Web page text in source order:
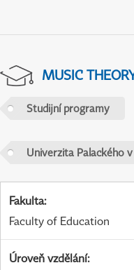
MUSIC
Studijní programy
Univerzita Palackého
Fakulta:
Faculty of Education
Úroveň vzdělání: